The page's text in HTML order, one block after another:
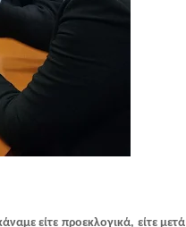
είτε προεκλογικά, είτε μετά